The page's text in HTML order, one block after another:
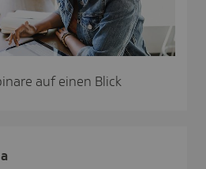
auf einen Blick